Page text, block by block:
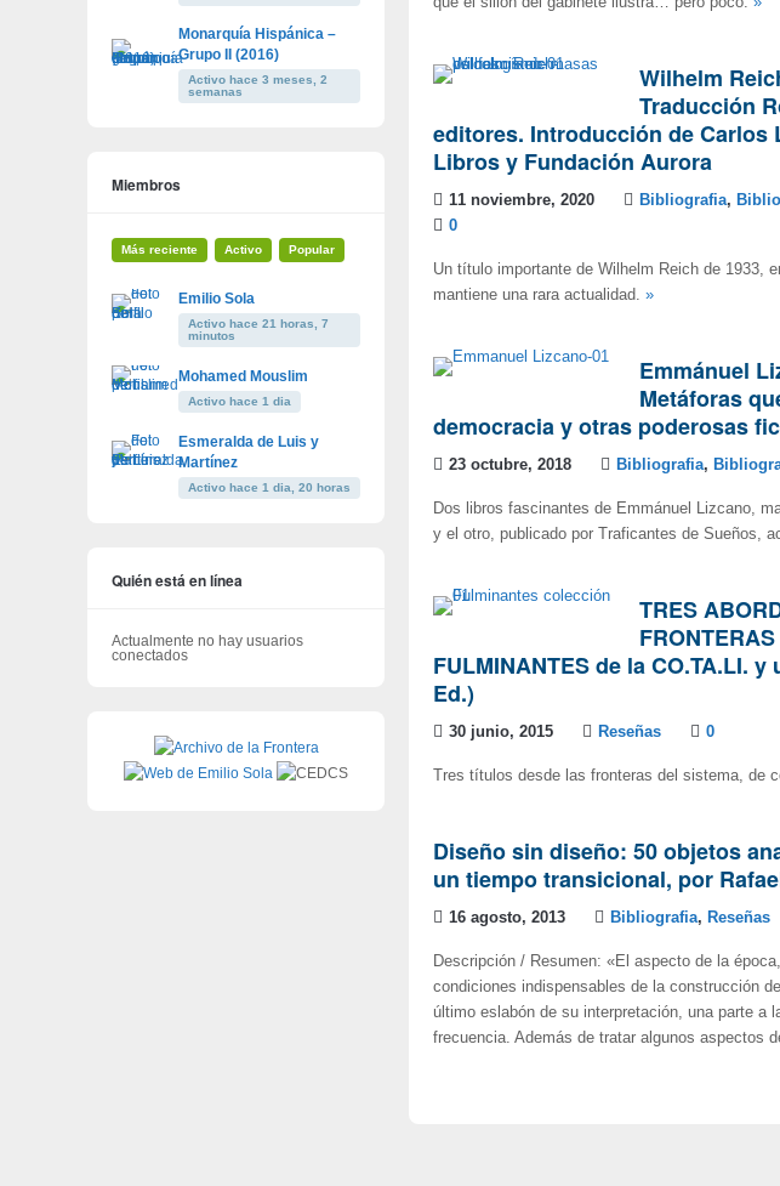
Wilhelm
Traducción
editores. Introducción de Carlos
Libros y Fundación Aurora
11 noviembre, 2020 Bibliografia,
0
Un título importante de Wilhelm Reich de 1933,
mantiene una rara actualidad. »
Emmánuel
Metáforas
democracia y otras poderosas
23 octubre, 2018 Bibliografia,
Dos libros fascinantes de Emmánuel Lizcano,
y el otro, publicado por Traficantes de Sueños,
TRES
FULMINANTES de la CO.TA.LI.
Ed.)
30 junio, 2015 Reseñas 0
Tres títulos desde las fronteras del sistema, de
Diseño sin diseño: 50 objetos
un tiempo transicional, por
16 agosto, 2013 Bibliografia, Reseñas
Descripción / Resumen: «El aspecto de la
condiciones indispensables de la construcción
último eslabón de su interpretación, una parte a
frecuencia. Además de tratar algunos aspectos
Monarquía Hispánica –
Grupo II (2016)
Activo hace 3 meses, 2
semanas
Miembros
Más reciente Activo Popular
Emilio Sola
Activo hace 21 horas, 7
minutos
Mohamed Mouslim
Activo hace 1 dia
Esmeralda de Luis y
Martínez
Activo hace 1 dia, 20 horas
Quién está en línea
Actualmente no hay usuarios
conectados